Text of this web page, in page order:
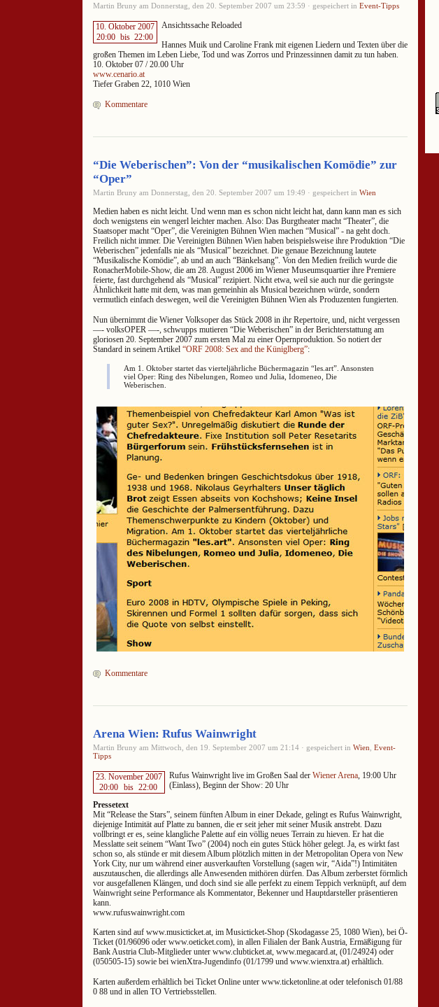
Martin Bruny am Donnerstag, den 20. September 2007 um 23:59 · gespeichert in Event-Tipps
10. Oktober 2007
20:00 bis 22:00
Ansichtssache Reloaded
Hannes Muik und Caroline Frank mit eigenen Liedern und Texten über die
großen Themen im Leben Liebe, Tod und was Zorros und Prinzessinnen damit zu tun haben.
10. Oktober 07 / 20.00 Uhr
www.cenario.at
Tiefer Graben 22, 1010 Wien
Kommentare
“Die Weberischen”: Von der “musikalischen Komödie” zur
“Oper”
Martin Bruny am Donnerstag, den 20. September 2007 um 19:49 · gespeichert in Wien
Medien haben es nicht leicht. Und wenn man es schon nicht leicht hat, dann kann man es sich
doch wenigstens ein wengerl leichter machen. Also: Das Burgtheater macht “Theater”, die
Staatsoper macht “Oper”, die Vereinigten Bühnen Wien machen “Musical” - na geht doch.
Freilich nicht immer. Die Vereinigten Bühnen Wien haben beispielsweise ihre Produktion “Die
Weberischen” jedenfalls nie als “Musical” bezeichnet. Die genaue Bezeichnung lautete
“Musikalische Komödie”, ab und an auch “Bänkelsang”. Von den Medien freilich wurde die
RonacherMobile-Show, die am 28. August 2006 im Wiener Museumsquartier ihre Premiere
feierte, fast durchgehend als “Musical” rezipiert. Nicht etwa, weil sie auch nur die geringste
Ähnlichkeit hatte mit dem, was man gemeinhin als Musical bezeichnen würde, sondern
vermutlich einfach deswegen, weil die Vereinigten Bühnen Wien als Produzenten fungierten.
Nun übernimmt die Wiener Volksoper das Stück 2008 in ihr Repertoire, und, nicht vergessen
—- volksOPER —-, schwupps mutieren “Die Weberischen” in der Berichterstattung am
gloriosen 20. September 2007 zum ersten Mal zu einer Opernproduktion. So notiert der
Standard in seinem Artikel “ORF 2008: Sex and the Küniglberg”:
Am 1. Oktober startet das vierteljährliche Büchermagazin “les.art”. Ansonsten
viel Oper: Ring des Nibelungen, Romeo und Julia, Idomeneo, Die
Weberischen.
Kommentare
Arena Wien: Rufus Wainwright
Martin Bruny am Mittwoch, den 19. September 2007 um 21:14 · gespeichert in Wien Event-
Tipps
23. November 2007
20:00 bis 22:00
Rufus Wainwright live im Großen Saal der Wiener Arena, 19:00 Uhr
(Einlass), Beginn der Show: 20 Uhr
Pressetext
Mit “Release the Stars”, seinem fünften Album in einer Dekade, gelingt es Rufus Wainwright,
diejenige Intimität auf Platte zu bannen, die er seit jeher mit seiner Musik anstrebt. Dazu
vollbringt er es, seine klangliche Palette auf ein völlig neues Terrain zu hieven. Er hat die
Messlatte seit seinem “Want Two” (2004) noch ein gutes Stück höher gelegt. Ja, es wirkt fast
schon so, als stünde er mit diesem Album plötzlich mitten in der Metropolitan Opera von New
York City, nur um während einer ausverkauften Vorstellung (sagen wir, “Aida”!) Intimitäten
auszutauschen, die allerdings alle Anwesenden mithören dürfen. Das Album zerberstet förmlich
vor ausgefallenen Klängen, und doch sind sie alle perfekt zu einem Teppich verknüpft, auf dem
Wainwright seine Performance als Kommentator, Bekenner und Hauptdarsteller präsentieren
kann.
www.rufuswainwright.com
Karten sind auf www.musicticket.at, im Musicticket-Shop (Skodagasse 25, 1080 Wien), bei Ö-
Ticket (01/96096 oder www.oeticket.com), in allen Filialen der Bank Austria, Ermäßigung für
Bank Austria Club-Mitglieder unter www.clubticket.at, www.megacard.at, (01/24924) oder
(050505-15) sowie bei wienXtra-Jugendinfo (01/1799 und www.wienxtra.at) erhältlich.
Karten außerdem erhältlich bei Ticket Online unter www.ticketonline.at oder telefonisch 01/88
0 88 und in allen TO Vertriebsstellen.